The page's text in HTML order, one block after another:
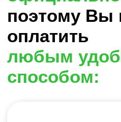
Инструкцияпо
изделий из ДПК